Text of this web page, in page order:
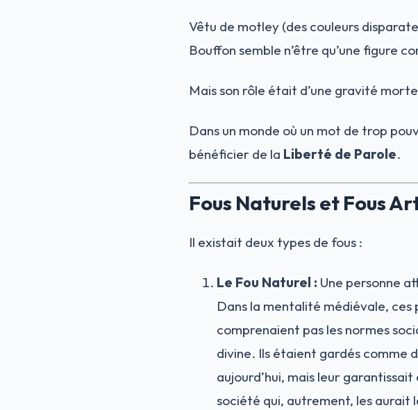
Vêtu de motley (des couleurs
Bouffon semble n’être qu’une figure
Mais son rôle était d’une gravité
Dans un monde où un mot de trop
bénéficier de la Liberté de Parole.
Fous Naturels et Fous
Il existait deux types de fous :
Le Fou Naturel : Une personne
Dans la mentalité médiévale, ces
comprenaient pas les normes
divine. Ils étaient gardés comme
aujourd’hui, mais leur
société qui, autrement, les aurait